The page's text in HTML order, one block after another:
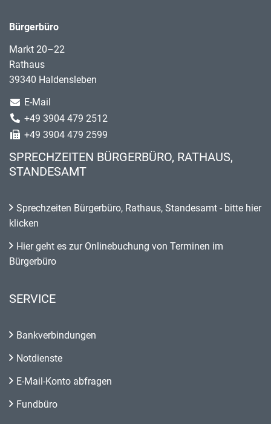
Bürgerbüro
Markt 20–22
Rathaus
39340 Haldensleben
E-Mail
+49 3904 479 2512
+49 3904 479 2599
SPRECHZEITEN BÜRGERBÜRO, RATHAUS,
STANDESAMT
Sprechzeiten Bürgerbüro, Rathaus, Standesamt - bitte hier
klicken
Hier geht es zur Onlinebuchung von Terminen im
Bürgerbüro
SERVICE
Bankverbindungen
Notdienste
E-Mail-Konto abfragen
Fundbüro